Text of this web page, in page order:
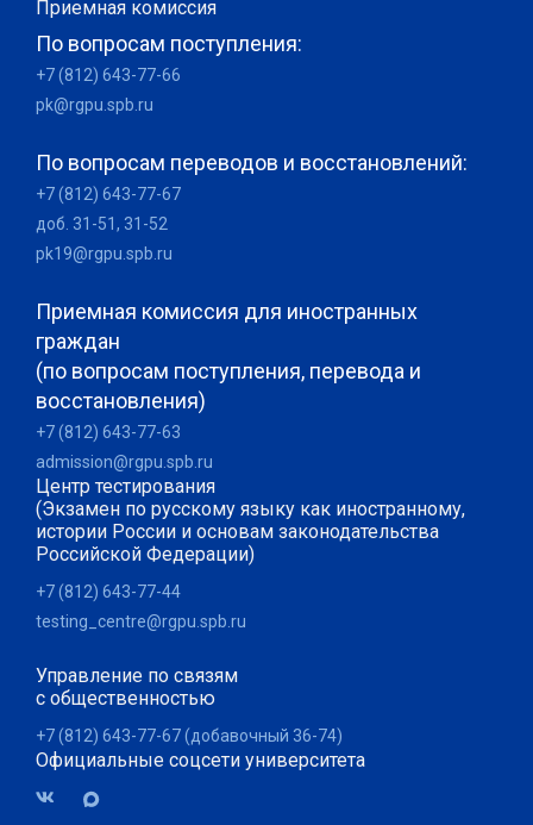
Приемная комиссия
По вопросам поступления:
+7 (812) 643-77-66
pk@rgpu.spb.ru
По вопросам переводов и восстановлений:
+7 (812) 643-77-67
доб. 31-51, 31-52
pk19@rgpu.spb.ru
Приемная комиссия для иностранных
граждан
(по вопросам поступления, перевода и
восстановления)
+7 (812) 643-77-63
admission@rgpu.spb.ru
Центр тестирования
(Экзамен по русскому языку как иностранному,
истории России и основам законодательства
Российской Федерации)
+7 (812) 643-77-44
testing_centre@rgpu.spb.ru
Управление по связям
с общественностью
+7 (812) 643-77-67 (добавочный 36-74)
Официальные соцсети университета